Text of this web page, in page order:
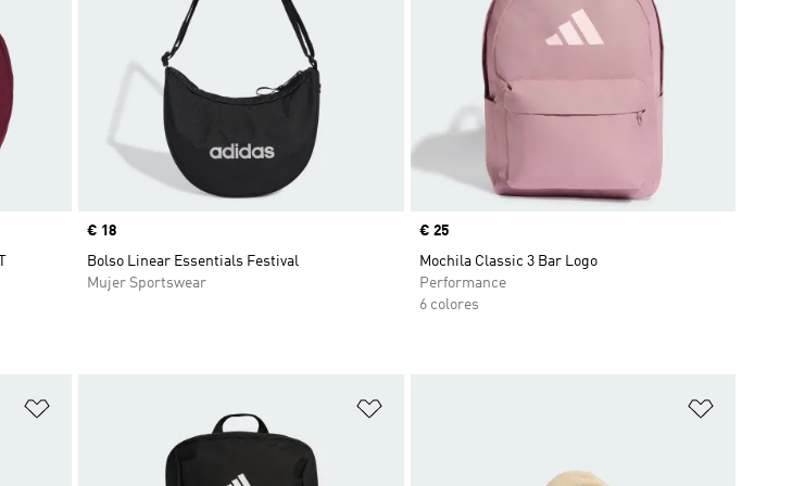
Precio
€ 18
Bolso Linear Essentials Festival
Mujer Sportswear
Precio
€ 25
Mochila Classic 3 Bar Logo
Performance
6 colores